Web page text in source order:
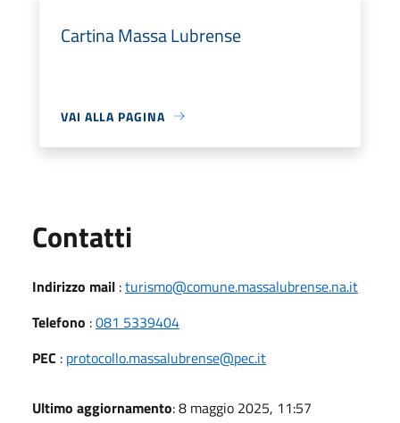
Cartina Massa Lubrense
VAI ALLA PAGINA
Contatti
Indirizzo mail :turismo@comune.massalubrense.na.it
Telefono :081 5339404
PEC : protocollo.massalubrense@pec.it
Ultimo aggiornamento: 8 maggio 2025, 11:57